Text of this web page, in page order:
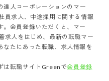
達人コーポレーションの マー
員求人、中途採用に関する情報
会員登録いただくと、 マー
求人をはじめ、最新の転職マー
なたにあった転職、求人情報を
は転職サイトGreenで会員登録